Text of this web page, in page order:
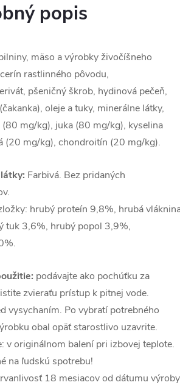
popis
mäso a výrobky živočíšneho
rastlinného pôvodu,
pšeničný škrob, hydinová pečeň,
oleje a tuky, minerálne látky,
mg/kg), juka (80 mg/kg), kyselina
(20 mg/kg), chondroitín (20 mg/kg).
Farbivá. Bez pridaných
hrubý proteín 9,8%, hrubá
tuk 3,6%, hrubý popol 3,9%,
podávajte ako pochúťku za
zvieraťu prístup k pitnej vode.
vysychaním. Po vybratí potrebného
obal opäť starostlivo uzavrite.
v originálnom balení pri izbovej teplote.
na ľudskú spotrebu!
18 mesiacov od dátumu